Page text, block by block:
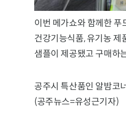
이번 메가쇼와 함께한 푸
건강기능식품, 유기농 제
샘플이 제공됐고 구매하
공주시 특산품인 알밤코
(공주뉴스=유성근기자)